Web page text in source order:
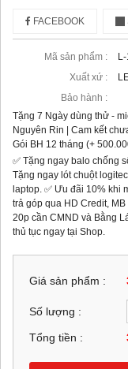
FACEBOOK
Mã sản phẩm :
Xuất xứ :
Bảo hành :
Tặng 7 Ngày dùng thử -
Nguyên Rin | Cam kết
Gói BH 12 tháng (+
✅ Tặng ngay balo chống
Tặng ngay lót chuột
laptop. ✅ Ưu đãi 10% khi
trả góp qua HD Credit,
20p cần CMND và Bằng
thủ tục ngay tại Shop.
Giá sản phẩm :
Số lượng :
Tổng tiền :